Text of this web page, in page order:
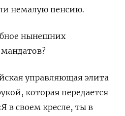
немалую пенсию.
нынешних
управляющая элита
которая передается
в своем кресле, ты в